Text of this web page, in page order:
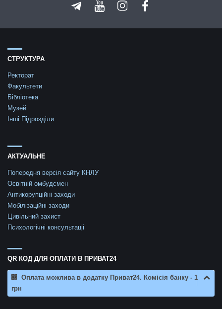
СТРУКТУРА
Ректорат
Факультети
Бібліотека
Музей
Інші Підрозділи
АКТУАЛЬНЕ
Попередня версія сайту КНЛУ
Освітній омбудсмен
Антикорупційні заходи
Мобілізаційні заходи
Цивільний захист
Психологічні консультаціі
QR КОД ДЛЯ ОПЛАТИ В ПРИВАТ24
Оплата можлива в додатку Приват24. Комісія банку - 1
грн